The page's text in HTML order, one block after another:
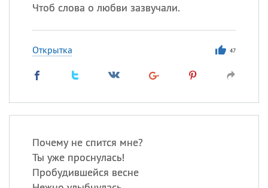
Чтоб слова о любви зазвучали.
Открытка 47
Почему не спится мне?
Ты уже проснулась!
Пробудившейся весне